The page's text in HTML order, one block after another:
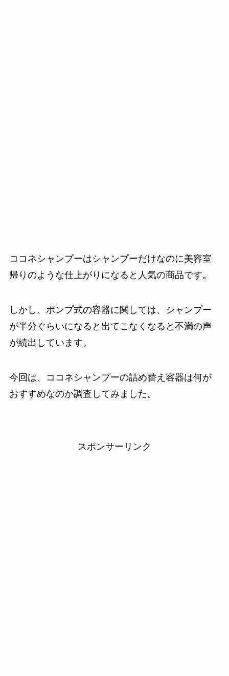
ココネシャンプーはシャンプーだけなのに美容室
帰りのような仕上がりになると人気の商品です。
しかし、ポンプ式の容器に関しては、シャンプー
が半分ぐらいになると出てこなくなると不満の声
が続出しています。
今回は、ココネシャンプーの詰め替え容器は何が
おすすめなのか調査してみました。
スポンサーリンク